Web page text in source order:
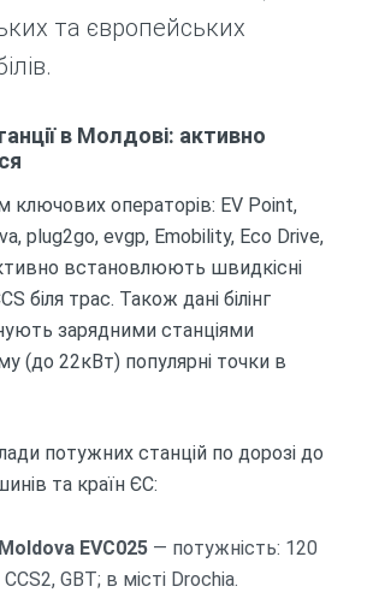
та європейських
в Молдові: активно
ключових операторів: EV Point,
plug2go, evgp, Emobility, Eco Drive,
встановлюють швидкісні
біля трас. Також дані білінг
зарядними станціями
(до 22кВт) популярні точки в
потужних станцій по дорозі до
та країн ЄС:
EVC025 — потужність: 120
GBT; в місті Drochia.